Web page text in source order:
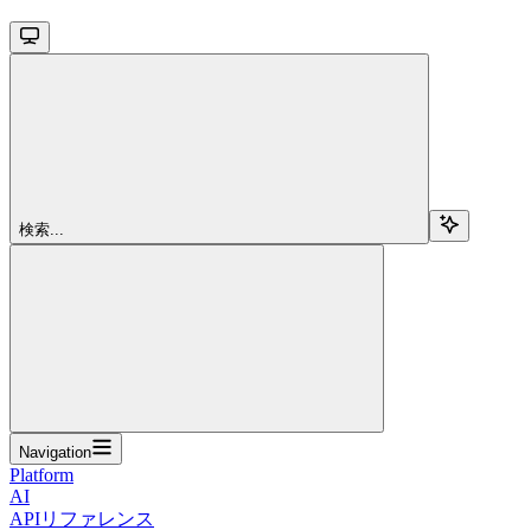
検索...
Navigation
Platform
AI
APIリファレンス